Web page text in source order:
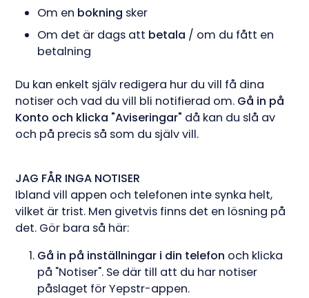
Om en bokning sker
Om det är dags att betala / om du fått en
betalning
Du kan enkelt själv redigera hur du vill få dina
notiser och vad du vill bli notifierad om. Gå in på
Konto och klicka "Aviseringar" då kan du slå av
och på precis så som du själv vill.
JAG FÅR INGA NOTISER
Ibland vill appen och telefonen inte synka helt,
vilket är trist. Men givetvis finns det en lösning på
det. Gör bara så här:
Gå in på inställningar i din telefon och klicka
på "Notiser". Se där till att du har notiser
påslaget för Yepstr-appen.